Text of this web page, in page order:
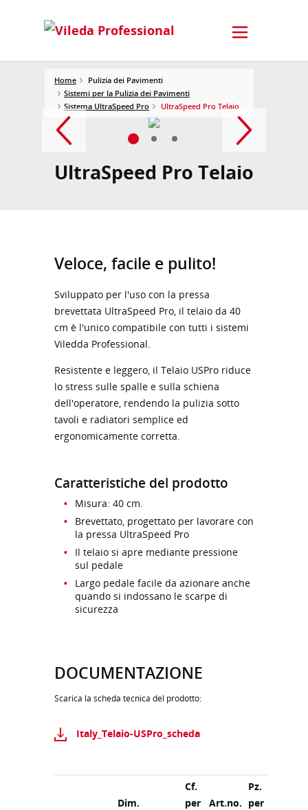
Home
Pulizia dei Pavimenti
Sistemi per la Pulizia dei Pavimenti
Sistema UltraSpeed Pro
UltraSpeed Pro Telaio
UltraSpeed Pro Telaio
Veloce, facile e pulito!
Sviluppato per l'uso con la pressa
brevettata UltraSpeed Pro, il telaio da 40
cm è l'unico compatibile con tutti i sistemi
Viledda Professional.
Resistente e leggero, il Telaio USPro riduce
lo stress sulle spalle e sulla schiena
dell'operatore, rendendo la pulizia sotto
tavoli e radiatori semplice ed
ergonomicamente corretta.
Caratteristiche del prodotto
Misura: 40 cm.
Brevettato, progettato per lavorare con
la pressa UltraSpeed Pro
Il telaio si apre mediante pressione
sul pedale
Largo pedale facile da azionare anche
quando si indossano le scarpe di
sicurezza
DOCUMENTAZIONE
Scarica la scheda tecnica del prodotto:
Italy_Telaio-USPro_scheda
Dim.
Cf.
per
Art.no.
Pz.
per